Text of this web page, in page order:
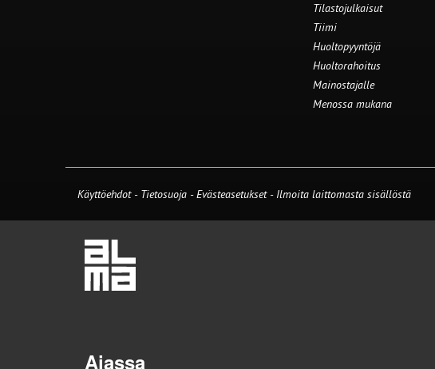
Tilastojulkaisut
Tiimi
Huoltopyyntöjä
Huoltorahoitus
Mainostajalle
Menossa mukana
Käyttöehdot - Tietosuoja -Evästeasetukset- Ilmoita laittomasta sisällöstä